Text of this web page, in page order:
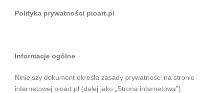
Polityka prywatności pioart.pl
Informacje ogólne
Niniejszy dokument określa zasady prywatności na stronie
internetowej pioart.pl (dalej jako „Strona internetowa”).